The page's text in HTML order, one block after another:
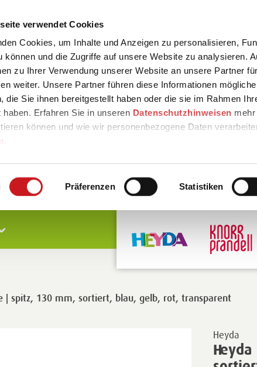
verwendet Cookies
Cookies, um Inhalte und Anzeigen zu personalisieren,
können und die Zugriffe auf unsere Website zu analysieren.
zu Ihrer Verwendung unserer Website an unsere Partner
weiter. Unsere Partner führen diese Informationen
die Sie ihnen bereitgestellt haben oder die sie im Rahmen
haben. Erfahren Sie in unseren Datenschutzhinweisen
können und wie wir personenbezogene Daten
Präferenzen Statistiken
Heyda
| spitz, 130 mm, sortiert, blau, gelb, rot, transparent